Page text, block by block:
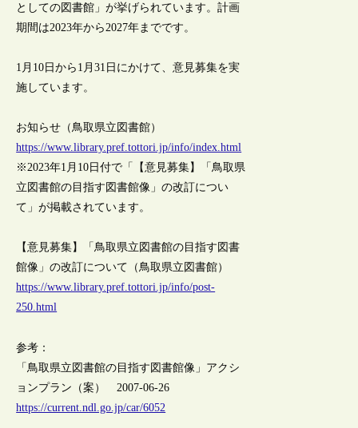
としての図書館」が挙げられています。計画
期間は2023年から2027年までです。
1月10日から1月31日にかけて、意見募集を実
施しています。
お知らせ（鳥取県立図書館）
https://www.library.pref.tottori.jp/info/index.html
※2023年1月10日付で「【意見募集】「鳥取県
立図書館の目指す図書館像」の改訂につい
て」が掲載されています。
【意見募集】「鳥取県立図書館の目指す図書
館像」の改訂について（鳥取県立図書館）
https://www.library.pref.tottori.jp/info/post-
250.html
参考：
「鳥取県立図書館の目指す図書館像」アクシ
ョンプラン（案） 2007-06-26
https://current.ndl.go.jp/car/6052